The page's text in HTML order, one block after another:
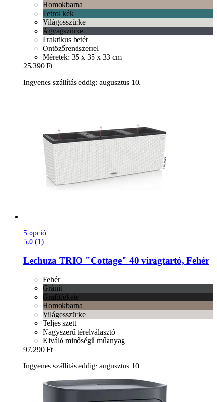
Homokbarna
Petrol kék
Világosszürke
Agyagszürke
Praktikus betét
Öntözőrendszerrel
Méretek: 35 x 35 x 33 cm
25.390 Ft
Ingyenes szállítás eddig: augusztus 10.
5 opció
5.0 (1)
Lechuza TRIO "Cottage" 40 virágtartó, Fehér
Fehér
Gránit
Grafitfekete
Homokbarna
Világosszürke
Teljes szett
Nagyszerű térelválasztó
Kiváló minőségű műanyag
97.290 Ft
Ingyenes szállítás eddig: augusztus 10.